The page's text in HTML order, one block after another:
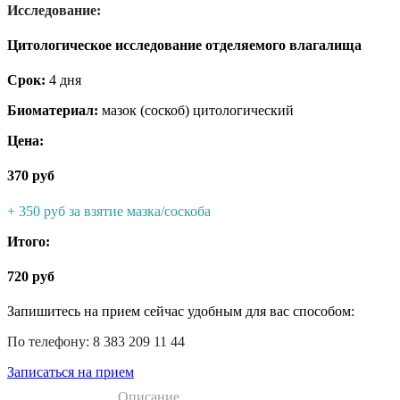
Исследование:
Цитологическое исследование отделяемого влагалища
Срок: 4 дня
Биоматериал: мазок (соскоб) цитологический
Цена:
370 руб
+ 350 руб за взятие мазка/соскоба
Итого:
720 руб
Запишитесь на прием сейчас удобным для вас способом:
По телефону: 8 383 209 11 44
Записаться на прием